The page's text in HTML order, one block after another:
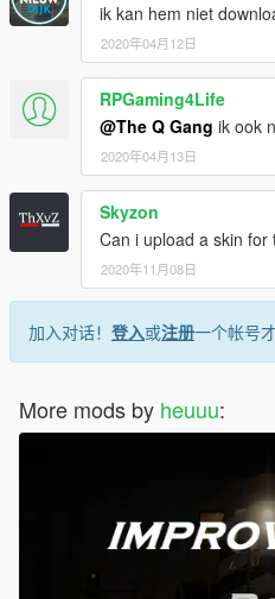
ik kan hem niet
2020年04月12日
RPGaming4Life
@The Q Gang ik ook
2020年04月13日
Skyzon
Can i upload a skin for
2020年11月08日
加入对话！ 登入或注册一个帐号
More mods by heuuu: